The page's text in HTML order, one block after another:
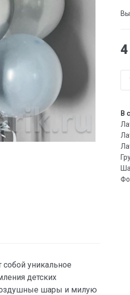
В
уникальное
детских
шары и милую